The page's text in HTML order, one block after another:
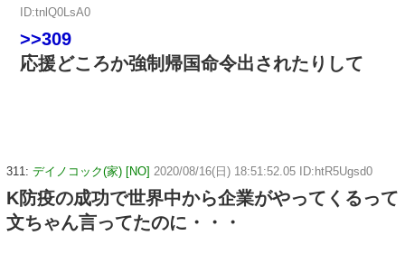
ID:tnlQ0LsA0
>>309
応援どころか強制帰国命令出されたりして
311: デイノコック(家) [NO] 2020/08/16(日) 18:51:52.05 ID:htR5Ugsd0
K防疫の成功で世界中から企業がやってくるって
文ちゃん言ってたのに・・・